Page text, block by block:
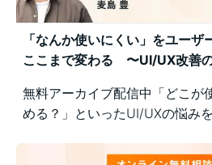
「なんか使いにくい」をユー
ここまで変わる 〜UI/UX改善
無料アーカイブ配信中「どこが
める？」といったUI/UXの悩み
の意識差に悩む方にもおすすめ